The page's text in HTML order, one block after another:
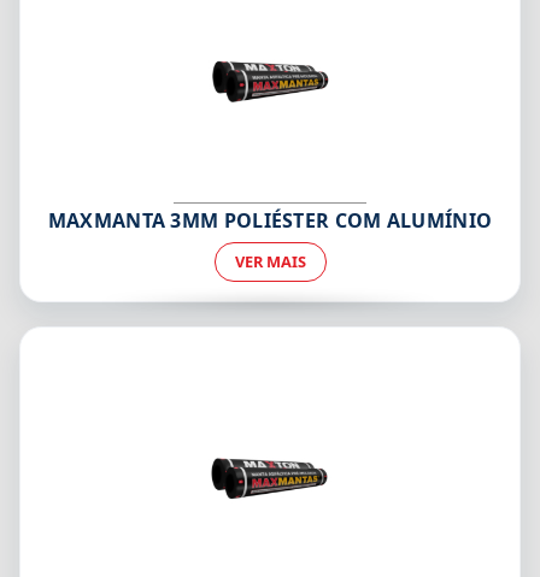
MAXMANTA 3MM POLIÉSTER COM ALUMÍNIO
VER MAIS